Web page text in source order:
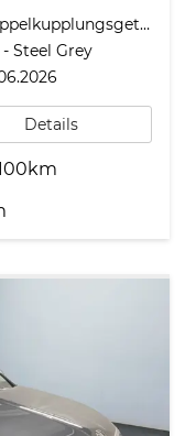
Doppelkupplungsgetriebe (DSG)
- Steel Grey
Details